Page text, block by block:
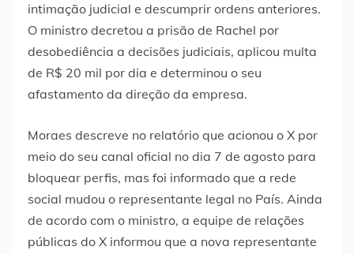
intimação judicial e descumprir ordens anteriores.
O ministro decretou a prisão de Rachel por
desobediência a decisões judiciais, aplicou multa
de R$ 20 mil por dia e determinou o seu
afastamento da direção da empresa.
Moraes descreve no relatório que acionou o X por
meio do seu canal oficial no dia 7 de agosto para
bloquear perfis, mas foi informado que a rede
social mudou o representante legal no País. Ainda
de acordo com o ministro, a equipe de relações
públicas do X informou que a nova representante